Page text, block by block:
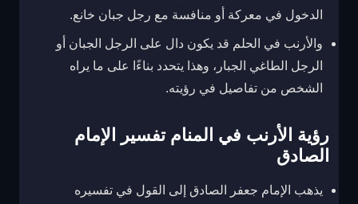
الدخول في معركة أو منافسة مع رجل جبان خانع.
والأرنب في الحلم قد يكون دال على الرجل الجبان أو
الرجل الطاغي الجبار، وهذا يتحدد بناءًا على ما يراه
الشخص من تفاصيل في رؤيته.
‎رؤية الأرنب في المنام تفسير الإمام
الصادق
يذهب الإمام جعفر الصادق إلى القول في تفسيره